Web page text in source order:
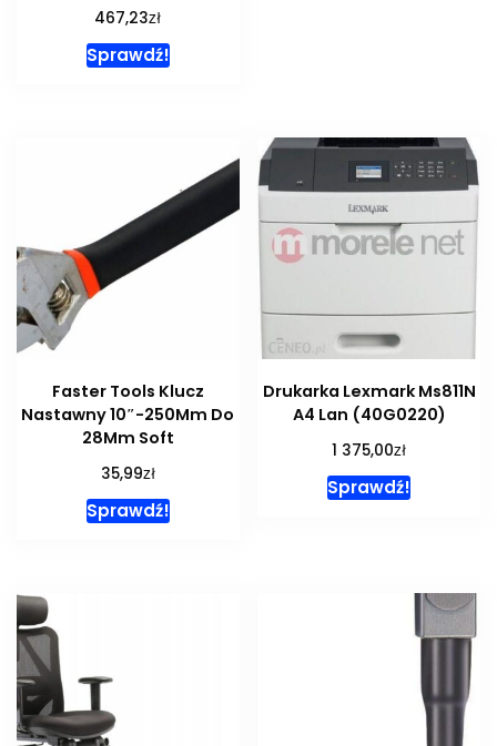
467,23zł
Sprawdź!
Faster Tools Klucz
Nastawny 10″-250Mm Do
28Mm Soft
35,99zł
Sprawdź!
Drukarka Lexmark Ms811N
A4 Lan (40G0220)
1 375,00zł
Sprawdź!